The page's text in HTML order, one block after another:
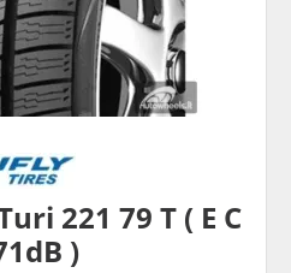
221 79 T ( E C
)